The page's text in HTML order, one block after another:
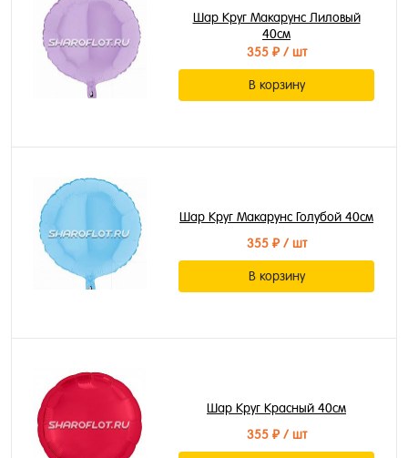
Шар Круг Макарунс Лиловый
40см
355 ₽/ шт
В корзину
Шар Круг Макарунс Голубой 40см
355 ₽/ шт
В корзину
Шар Круг Красный 40см
355 ₽/ шт